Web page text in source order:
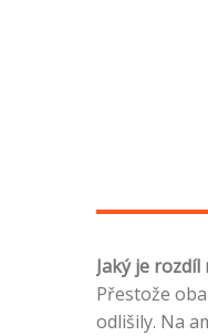
Jaký je
Přestože
odlišily. Na